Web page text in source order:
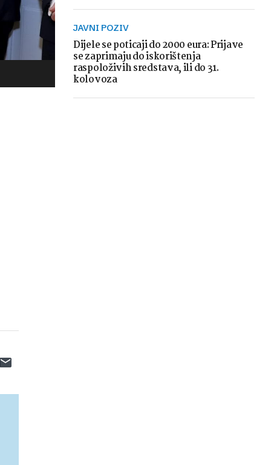
JAVNI POZIV
Dijele se poticaji do 2000 eura: Prijave
se zaprimaju do iskorištenja
raspoloživih sredstava, ili do 31.
kolovoza